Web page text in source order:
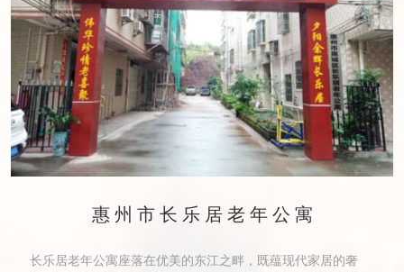
惠州市长乐居老年公寓
长乐居老年公寓座落在优美的东江之畔，既蕴现代家居的奢